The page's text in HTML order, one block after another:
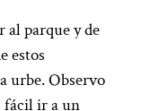
al parque y de
estos
urbe. Observo
fácil ir a un